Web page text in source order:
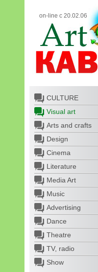
on-line с 20.02.06
CULTURE
Visual art
Arts and crafts
Design
Cinema
Literature
Media Art
Music
Advertising
Dance
Theatre
TV, radio
Show